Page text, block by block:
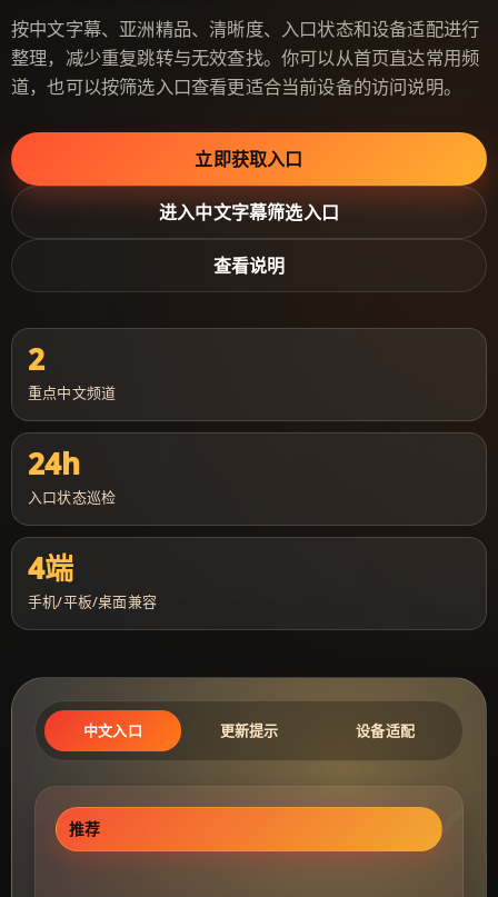
按中文字幕、亚洲精品、清晰度、入口状态和设备适配进行
整理，减少重复跳转与无效查找。你可以从首页直达常用频
道，也可以按筛选入口查看更适合当前设备的访问说明。
立即获取入口
进入中文字幕筛选入口
查看说明
2
重点中文频道
24h
入口状态巡检
4端
手机/平板/桌面兼容
中文入口 更新提示 设备适配
推荐